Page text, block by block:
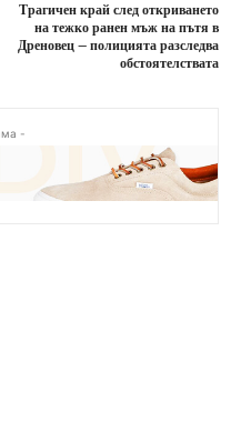
Трагичен край след откриването
на тежко ранен мъж на пътя в
Дреновец – полицията разследва
обстоятелствата
-